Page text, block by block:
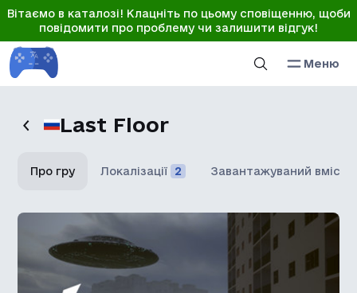
Вітаємо в каталозі! Клацніть по цьому сповіщенню, щоби
повідомити про проблему чи залишити відгук!
Меню
Last Floor
Про гру Локалізації 2 Завантажуваний вміст